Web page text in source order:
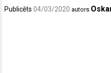
Publicēts04/03/2020 autors